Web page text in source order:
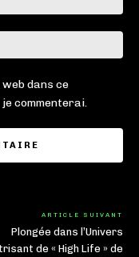
:*
:
dans ce
commenterai.
ARTICLE SUIVANT
Plongée dans l’Univers
de « High Life » de